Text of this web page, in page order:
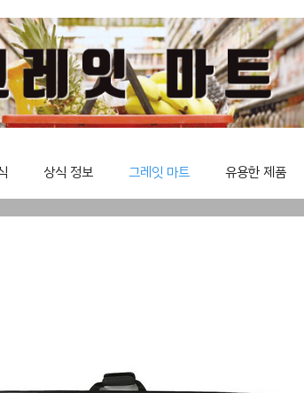
상식 정보 그레잇 마트 유용한 제품